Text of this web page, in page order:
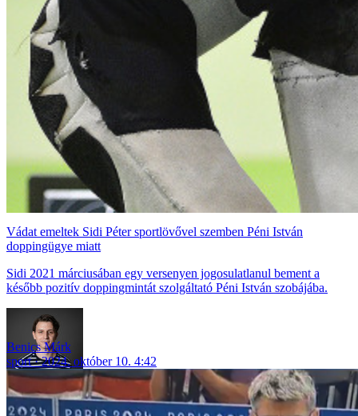
Vádat emeltek Sidi Péter sportlövővel szemben Péni István
doppingügye miatt
Sidi 2021 márciusában egy versenyen jogosulatlanul bement a
később pozitív doppingmintát szolgáltató Péni István szobájába.
Benics Márk
sport
2024. október 10. 4:42